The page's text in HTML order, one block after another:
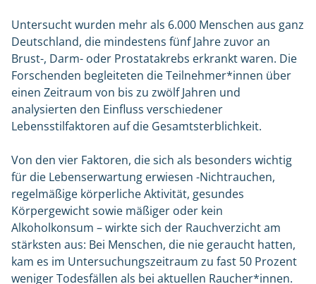
Untersucht wurden mehr als 6.000 Menschen aus ganz
Deutschland, die mindestens fünf Jahre zuvor an
Brust-, Darm- oder Prostatakrebs erkrankt waren. Die
Forschenden begleiteten die Teilnehmer*innen über
einen Zeitraum von bis zu zwölf Jahren und
analysierten den Einfluss verschiedener
Lebensstilfaktoren auf die Gesamtsterblichkeit.
Von den vier Faktoren, die sich als besonders wichtig
für die Lebenserwartung erwiesen -Nichtrauchen,
regelmäßige körperliche Aktivität, gesundes
Körpergewicht sowie mäßiger oder kein
Alkoholkonsum – wirkte sich der Rauchverzicht am
stärksten aus: Bei Menschen, die nie geraucht hatten,
kam es im Untersuchungszeitraum zu fast 50 Prozent
weniger Todesfällen als bei aktuellen Raucher*innen.